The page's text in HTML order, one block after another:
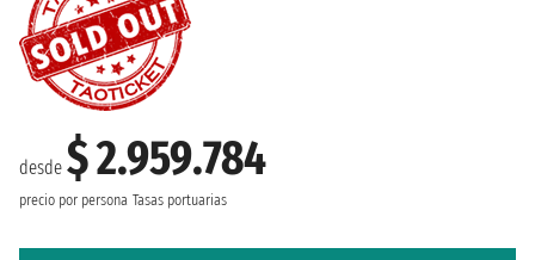
desde $ 2.959.784
precio por persona Tasas portuarias